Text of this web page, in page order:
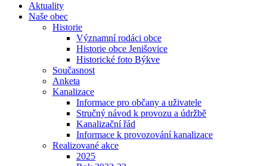
Aktuality
Naše obec
Historie
Významní rodáci obce
Historie obce Jenišovice
Historické foto Býkve
Současnost
Anketa
Kanalizace
Informace pro občany a uživatele
Stručný návod k provozu a údržbě
Kanalizační řád
Informace k provozování kanalizace
Realizované akce
2025